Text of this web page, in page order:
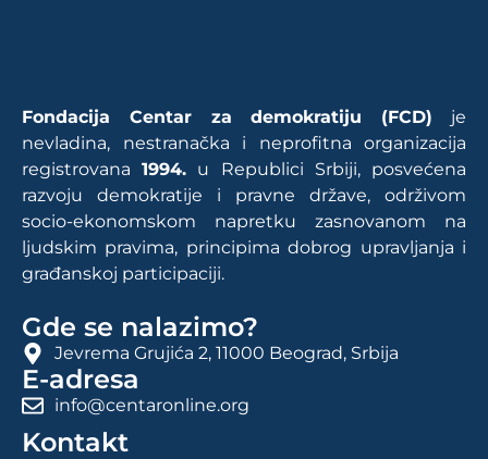
Fondacija Centar za demokratiju (FCD) je
nevladina, nestranačka i neprofitna organizacija
registrovana1994. u Republici Srbiji, posvećena
razvoju demokratije i pravne države, održivom
socio-ekonomskom napretku zasnovanom na
ljudskim pravima, principima dobrog upravljanja i
građanskoj participaciji.
Gde se nalazimo?
Jevrema Grujića 2, 11000 Beograd, Srbija
E-adresa
info@centaronline.org
Kontakt